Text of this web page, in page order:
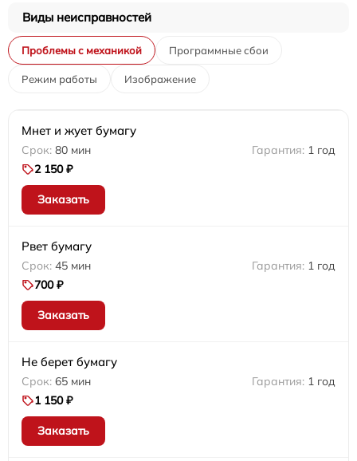
Виды неисправностей
Проблемы с механикой Программные сбои
Режим работы Изображение
Мнет и жует бумагу
80 мин
1 год
2 150 ₽
Заказать
Рвет бумагу
45 мин
1 год
700 ₽
Заказать
Не берет бумагу
65 мин
1 год
1 150 ₽
Заказать